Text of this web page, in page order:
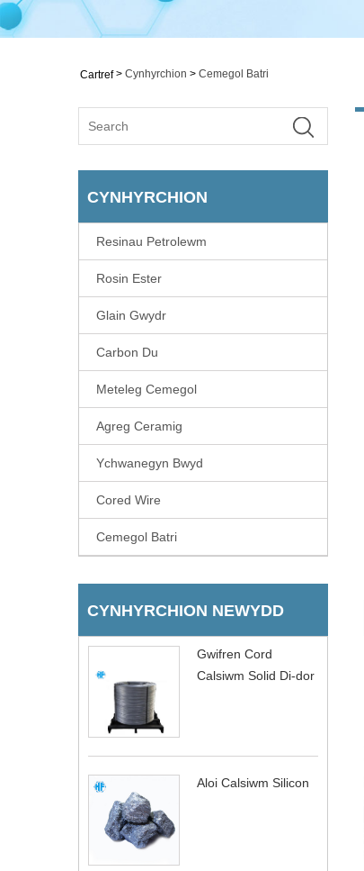
Cartref > Cynhyrchion > Cemegol Batri
CYNHYRCHION
Resinau Petrolewm
Rosin Ester
Glain Gwydr
Carbon Du
Meteleg Cemegol
Agreg Ceramig
Ychwanegyn Bwyd
Cored Wire
Cemegol Batri
CYNHYRCHION NEWYDD
Gwifren Cord
Calsiwm Solid Di-dor
Aloi Calsiwm Silicon